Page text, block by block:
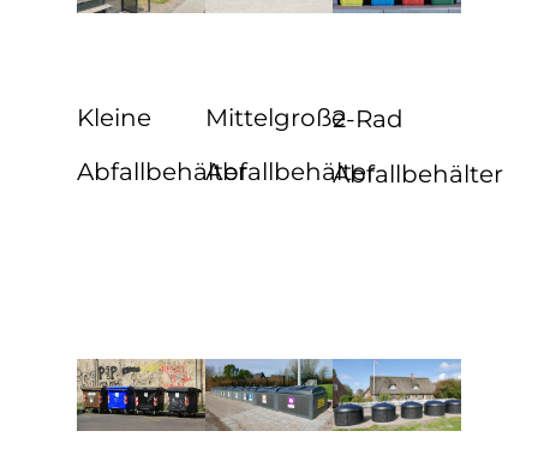
Kleine
Abfallbehälter
Mittelgroße
Abfallbehälter
2-Rad
Abfallbehälter